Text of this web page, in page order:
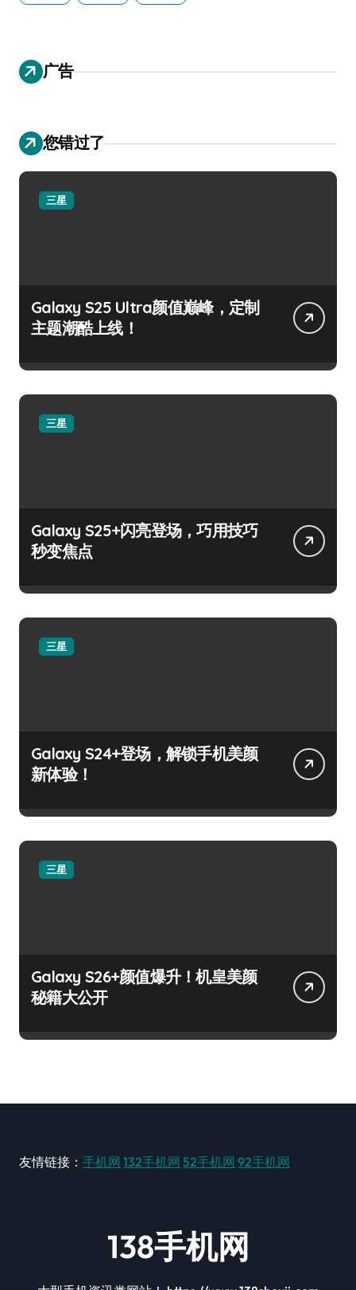
广告
您错过了
三星
Galaxy S25 Ultra颜值巅峰，定制
主题潮酷上线！
三星
Galaxy S25+闪亮登场，巧用技巧
秒变焦点
三星
Galaxy S24+登场，解锁手机美颜
新体验！
三星
Galaxy S26+颜值爆升！机皇美颜
秘籍大公开
友情链接： 手机网 132手机网 52手机网 92手机网
138手机网